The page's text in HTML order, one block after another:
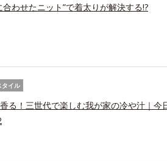
合わせたニット”で着太りが解決する!?
タイル
る！三世代で楽しむ我が家の冷や汁｜今